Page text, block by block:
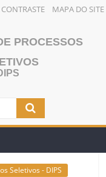
MAPA DO SITE
PROCESSOS
Seletivos - DIPS